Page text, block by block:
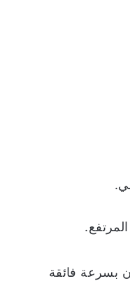
بسرعة فائقة